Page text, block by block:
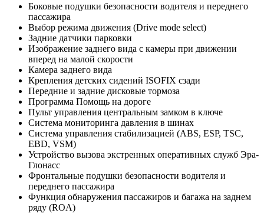
Боковые подушки безопасности водителя и переднего
пассажира
Выбор режима движения (Drive mode select)
Задние датчики парковки
Изображение заднего вида с камеры при движении
вперед на малой скорости
Камера заднего вида
Крепления детских сидений ISOFIX сзади
Передние и задние дисковые тормоза
Программа Помощь на дороге
Пульт управления центральным замком в ключе
Система мониторинга давления в шинах
Система управления стабилизацией (ABS, ESP, TSC,
EBD, VSM)
Устройство вызова экстренных оперативных служб Эра-
Глонасс
Фронтальные подушки безопасности водителя и
переднего пассажира
Функция обнаружения пассажиров и багажа на заднем
ряду (ROA)